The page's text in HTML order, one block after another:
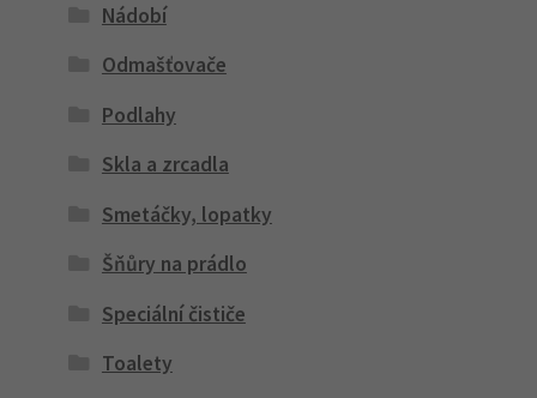
Nádobí
Odmašťovače
Podlahy
Skla a zrcadla
Smetáčky, lopatky
Šňůry na prádlo
Speciální čističe
Toalety